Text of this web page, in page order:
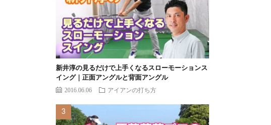
新井淳の見るだけで上手くなるスローモーションス
イング｜正面アングルと背面アングル
2016.06.06 アイアンの打ち方